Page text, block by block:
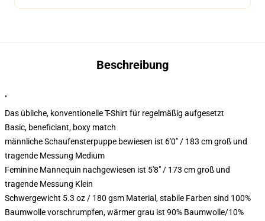
Beschreibung
"
Das übliche, konventionelle T-Shirt für regelmäßig aufgesetzt
Basic, beneficiant, boxy match
männliche Schaufensterpuppe bewiesen ist 6'0" / 183 cm groß und
tragende Messung Medium
Feminine Mannequin nachgewiesen ist 5'8" / 173 cm groß und
tragende Messung Klein
Schwergewicht 5.3 oz / 180 gsm Material, stabile Farben sind 100%
Baumwolle vorschrumpfen, wärmer grau ist 90% Baumwolle/10%